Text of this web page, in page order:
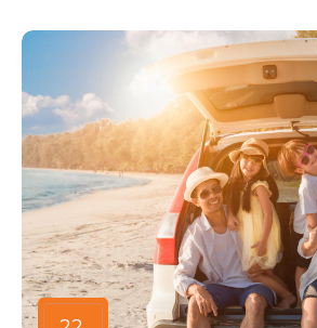
cao điểm khi thuê xe ô tô và
một cách thông minh và tiết kiệm.